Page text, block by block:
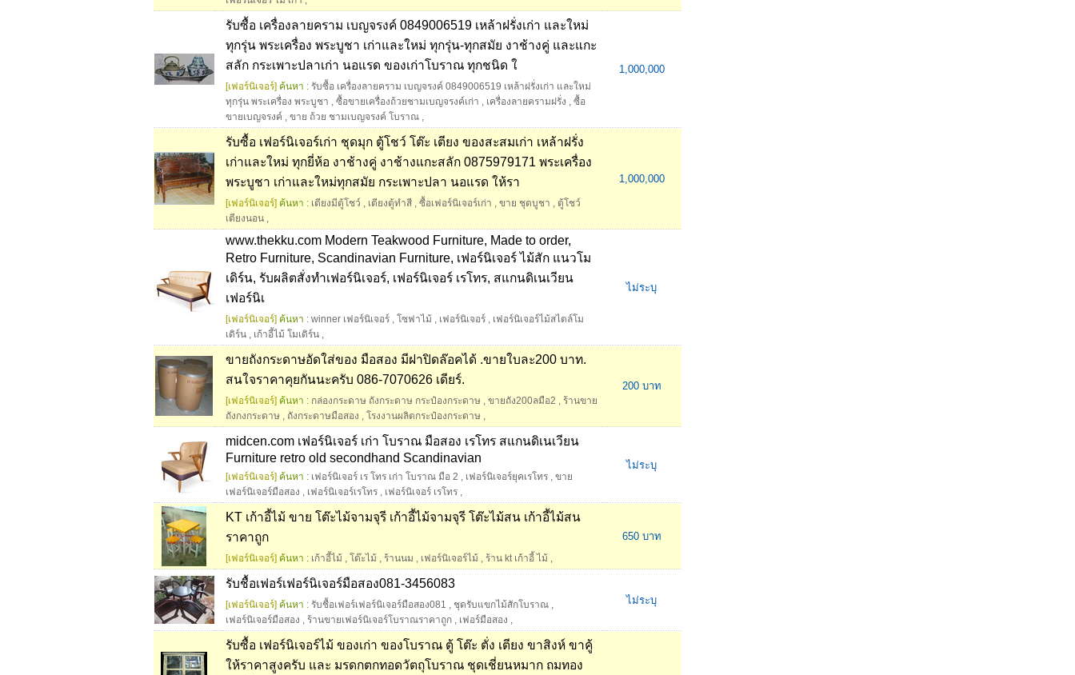
รับซื้อ เครื่องลายคราม เบญจรงค์ 0849006519 เหล้าฝรั่งเก่า และใหม่
ทุกรุ่น พระเครื่อง พระบูชา เก่าและใหม่ ทุกรุ่น-ทุกสมัย งาช้างคู่ และแกะ
สลัก กระเพาะปลาเก่า นอแรด ของเก่าโบราณ ทุกชนิด ใ
[เฟอร์นิเจอร์] ค้นหา : รับซื้อ เครื่องลายคราม เบญจรงค์ 0849006519 เหล้าฝรั่งเก่า และใหม่
ทุกรุ่น พระเครื่อง พระบูชา , ซื้อขายเครื่องถ้วยชามเบญจรงค์เก่า , เครื่องลายครามฝรั่ง , ซื้อ
ขายเบญจรงค์ , ขาย ถ้วย ชามเบญจรงค์ โบราณ ,
1,000,000
รับซื้อ เฟอร์นิเจอร์เก่า ชุดมุก ตู้โชว์ โต๊ะ เตียง ของสะสมเก่า เหล้าฝรั่ง
เก่าและใหม่ ทุกยี่ห้อ งาช้างคู่ งาช้างแกะสลัก 0875979171 พระเครื่อง
พระบูชา เก่าและใหม่ทุกสมัย กระเพาะปลา นอแรด ให้รา
[เฟอร์นิเจอร์] ค้นหา : เตียงมีตู้โชว์ , เตียงตู้ทำสี , ซื้อเฟอร์นิเจอร์เก่า , ขาย ชุดบูชา , ตู้โชว์
เตียงนอน ,
1,000,000
www.thekku.com Modern Teakwood Furniture, Made to order,
Retro Furniture, Scandinavian Furniture, เฟอร์นิเจอร์ ไม้สัก แนวโม
เดิร์น, รับผลิตสั่งทำเฟอร์นิเจอร์, เฟอร์นิเจอร์ เรโทร, สแกนดิเนเวียน
เฟอร์นิเ
[เฟอร์นิเจอร์] ค้นหา : winner เฟอร์นิเจอร์ , โซฟาไม้ , เฟอร์นิเจอร์ , เฟอร์นิเจอร์ไม้สไตล์โม
เดิร์น , เก้าอี้ไม้ โมเดิร์น ,
ไม่ระบุ
ขายถังกระดาษอัดใส่ของ มือสอง มีฝาปิดล๊อคได้ .ขายใบละ200 บาท.
สนใจราคาคุยกันนะครับ 086-7070626 เดียร์.
[เฟอร์นิเจอร์] ค้นหา : กล่องกระดาษ ถังกระดาษ กระป๋องกระดาษ , ขายถัง200ลมือ2 , ร้านขาย
ถังกงกระดาษ , ถังกระดาษมือสอง , โรงงานผลิตกระป๋องกระดาษ ,
200 บาท
midcen.com เฟอร์นิเจอร์ เก่า โบราณ มือสอง เรโทร สแกนดิเนเวียน
Furniture retro old secondhand Scandinavian
[เฟอร์นิเจอร์] ค้นหา : เฟอร์นิเจอร์ เร โทร เก่า โบราณ มือ 2 , เฟอร์นิเจอร์ยุคเรโทร , ขาย
เฟอร์นิเจอร์มือสอง , เฟอร์นิเจอร์เรโทร , เฟอร์นิเจอร์ เรโทร ,
ไม่ระบุ
KT เก้าอี้ไม้ ขาย โต๊ะไม้จามจุรี เก้าอี้ไม้จามจุรี โต๊ะไม้สน เก้าอี้ไม้สน
ราคาถูก
[เฟอร์นิเจอร์] ค้นหา : เก้าอี้ไม้ , โต๊ะไม้ , ร้านนม , เฟอร์นิเจอร์ไม้ , ร้าน kt เก้าอี้ ไม้ ,
650 บาท
รับชื้อเฟอร์เฟอร์นิเจอร์มือสอง081-3456083
[เฟอร์นิเจอร์] ค้นหา : รับชื้อเฟอร์เฟอร์นิเจอร์มือสอง081 , ชุดรับแขกไม้สักโบราณ ,
เฟอร์นิเจอร์มือสอง , ร้านขายเฟอร์นิเจอร์โบราณราคาถูก , เฟอร์มือสอง ,
ไม่ระบุ
รับซื้อ เฟอร์นิเจอร์ไม้ ของเก่า ของโบราณ ตู้ โต๊ะ ตั่ง เตียง ขาสิงห์ ขาคู้
ให้ราคาสูงครับ และ มรดกตกทอดวัตถุโบราณ ชุดเชี่ยนหมาก ถมทอง